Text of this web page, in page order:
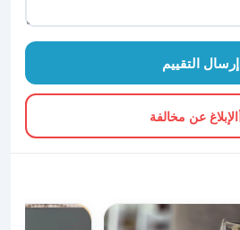
إرسال التقييم
الإبلاغ عن مخالفة